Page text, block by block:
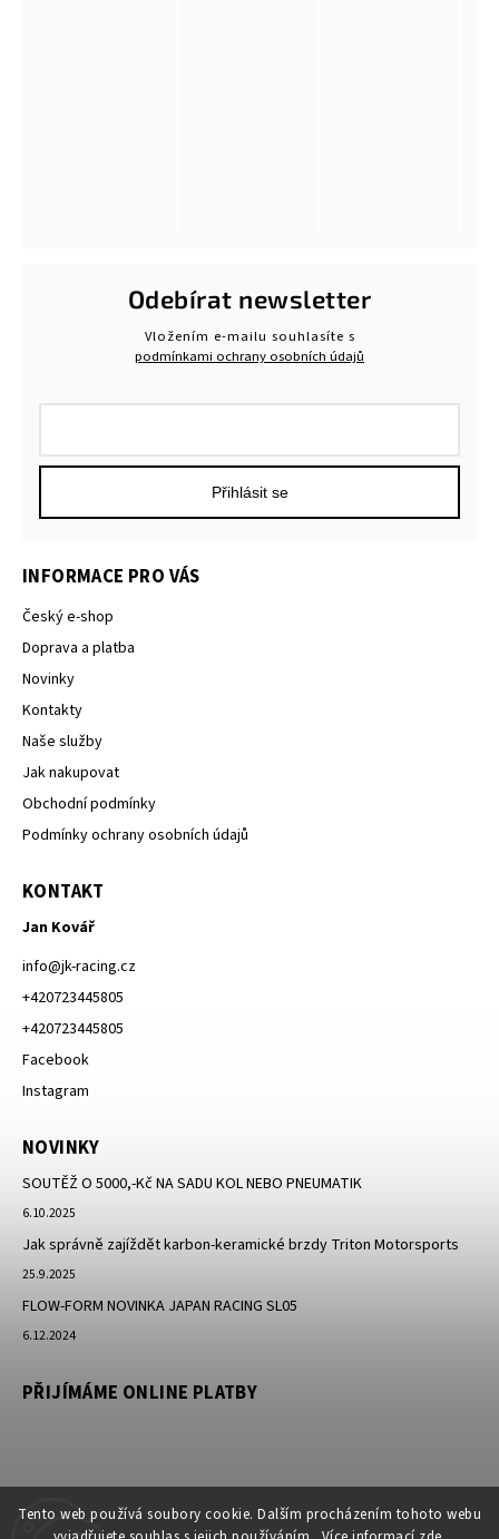
Tento web používá soubory cookie. Dalším procházením tohoto webu
INFORMACE PRO VÁS
Český e-shop
Doprava a platba
Novinky
Kontakty
Naše služby
Jak nakupovat
Obchodní podmínky
Podmínky ochrany osobních údajů
KONTAKT
Jan Kovář
info@jk-racing.cz
+420723445805
+420723445805
Facebook
Instagram
NOVINKY
SOUTĚŽ O 5000,-Kč NA SADU KOL NEBO PNEUMATIK
6.10.2025
Jak správně zajíždět karbon-keramické brzdy Triton Motorsports
25.9.2025
FLOW-FORM NOVINKA JAPAN RACING SL05
6.12.2024
PŘIJÍMÁME ONLINE PLATBY
Odebírat newsletter
Vložením e-mailu souhlasíte s
podmínkami ochrany osobních údajů
Přihlásit se